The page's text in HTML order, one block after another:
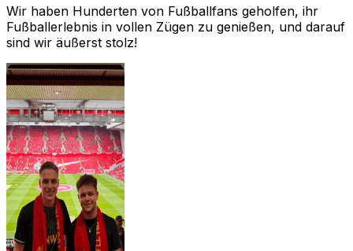
Wir haben Hunderten von Fußballfans geholfen, ihr
Fußballerlebnis in vollen Zügen zu genießen, und darauf
sind wir äußerst stolz!